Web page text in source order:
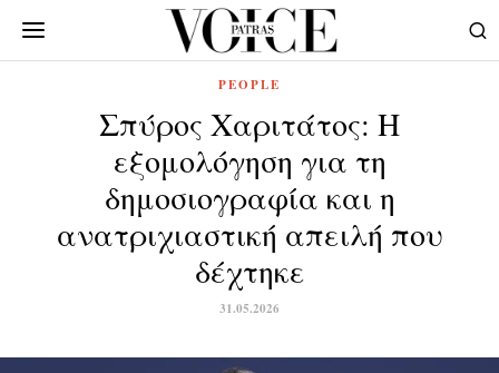
PEOPLE
Σπύρος Χαριτάτος: Η
εξομολόγηση για τη
δημοσιογραφία και η
ανατριχιαστική απειλή που
δέχτηκε
31.05.2026